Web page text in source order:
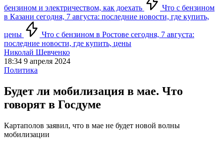
бензином и электричеством, как доехать
Что с бензином
в Казани сегодня, 7 августа: последние новости, где купить,
цены
Что с бензином в Ростове сегодня, 7 августа:
последние новости, где купить, цены
Николай Шевченко
18:34 9 апреля 2024
Политика
Будет ли мобилизация в мае. Что
говорят в Госдуме
Картаполов заявил, что в мае не будет новой волны
мобилизации